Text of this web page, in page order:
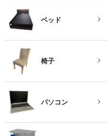
ベッド
椅子
パソコン